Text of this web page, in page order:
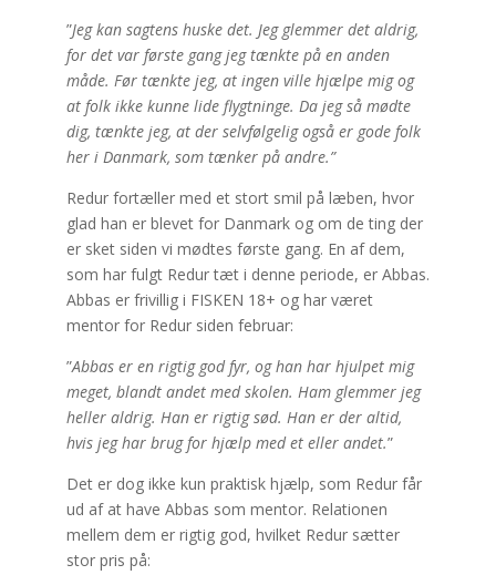
”Jeg kan sagtens huske det. Jeg glemmer det aldrig,
for det var første gang jeg tænkte på en anden
måde. Før tænkte jeg, at ingen ville hjælpe mig og
at folk ikke kunne lide flygtninge. Da jeg så mødte
dig, tænkte jeg, at der selvfølgelig også er gode folk
her i Danmark, som tænker på andre.”
Redur fortæller med et stort smil på læben, hvor
glad han er blevet for Danmark og om de ting der
er sket siden vi mødtes første gang. En af dem,
som har fulgt Redur tæt i denne periode, er Abbas.
Abbas er frivillig i FISKEN 18+ og har været
mentor for Redur siden februar:
”Abbas er en rigtig god fyr, og han har hjulpet mig
meget, blandt andet med skolen. Ham glemmer jeg
heller aldrig. Han er rigtig sød. Han er der altid,
hvis jeg har brug for hjælp med et eller andet.”
Det er dog ikke kun praktisk hjælp, som Redur får
ud af at have Abbas som mentor. Relationen
mellem dem er rigtig god, hvilket Redur sætter
stor pris på: